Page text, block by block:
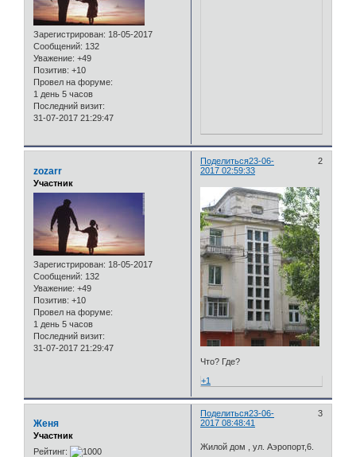
Зарегистрирован: 18-05-2017
Сообщений: 132
Уважение: +49
Позитив: +10
Провел на форуме:
1 день 5 часов
Последний визит:
31-07-2017 21:29:47
Поделиться 2
23-06-
2017 02:59:33
zozarr
Участник
Зарегистрирован: 18-05-2017
Сообщений: 132
Уважение: +49
Позитив: +10
Провел на форуме:
1 день 5 часов
Последний визит:
31-07-2017 21:29:47
Что? Где?
+1
Поделиться 3
23-06-
2017 08:48:41
Женя
Участник
Рейтинг:
Жилой дом , ул. Аэропорт,6.